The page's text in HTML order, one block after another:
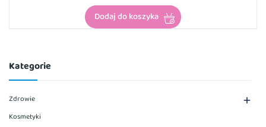
Kategorie
Zdrowie 
Kosmetyki
Dodaj do koszyka